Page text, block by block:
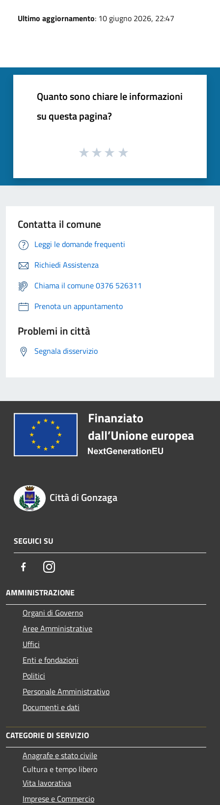
Ultimo aggiornamento: 10 giugno 2026, 22:47
Quanto sono chiare le informazioni
su questa pagina?
Contatta il comune
Leggi le domande frequenti
Richiedi Assistenza
Chiama il comune 0376 526311
Prenota un appuntamento
Problemi in città
Segnala disservizio
Città di Gonzaga
SEGUICI SU
FacebookInstagram
AMMINISTRAZIONE
Organi di Governo
Aree Amministrative
Uffici
Enti e fondazioni
Politici
Personale Amministrativo
Documenti e dati
CATEGORIE DI SERVIZIO
Anagrafe e stato civile
Cultura e tempo libero
Vita lavorativa
Imprese e Commercio